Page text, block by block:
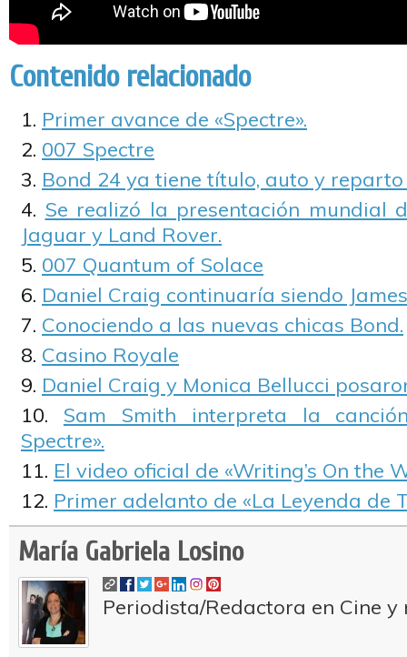
Contenido relacionado
Primer avance de «Spectre».
007 Spectre
Bond 24 ya tiene título, auto y
Se realizó la presentación mundial
Jaguar y Land Rover.
007 Quantum of Solace
Daniel Craig continuaría siendo
Conociendo a las nuevas chicas Bond.
Casino Royale
Daniel Craig y Monica Bellucci
Sam Smith interpreta la
Spectre».
El video oficial de «Writing’s On the
Primer adelanto de «La Leyenda de
María Gabriela Losino
Periodista/Redactora en Cine y